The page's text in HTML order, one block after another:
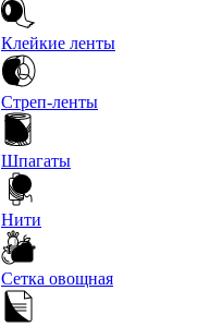
Клейкие ленты
Стреп-ленты
Шпагаты
Нити
Сетка овощная